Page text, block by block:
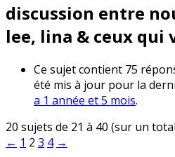
discussion entre
lee, lina & ceux qui
Ce sujet contient 75
été mis à jour pour la
a 1 année et 5 mois.
20 sujets de 21 à 40 (sur un
← 1 2 3 4 →